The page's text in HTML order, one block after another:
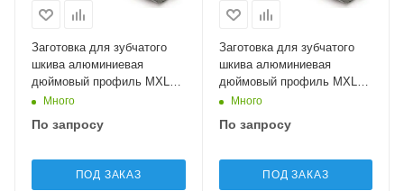
Заготовка для зубчатого
шкива алюминиевая
дюймовый профиль MXL21
SatiМного
По запросу
ПОД ЗАКАЗ
Заготовка для зубчатого
шкива алюминиевая
дюймовый профиль MXL22
SatiМного
По запросу
ПОД ЗАКАЗ